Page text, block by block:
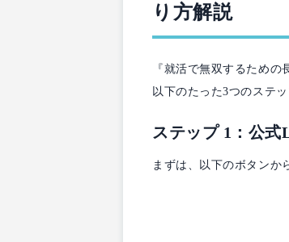
り方解説
『就活で無双するための
以下のたった3つのステ
ステップ 1：公式
まずは、以下のボタンか